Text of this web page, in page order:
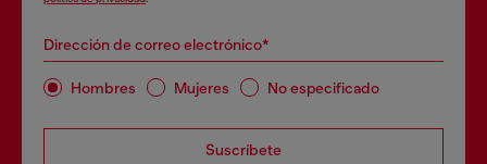
Dirección de correo electrónico*
Hombres Mujeres No especificado
Suscríbete